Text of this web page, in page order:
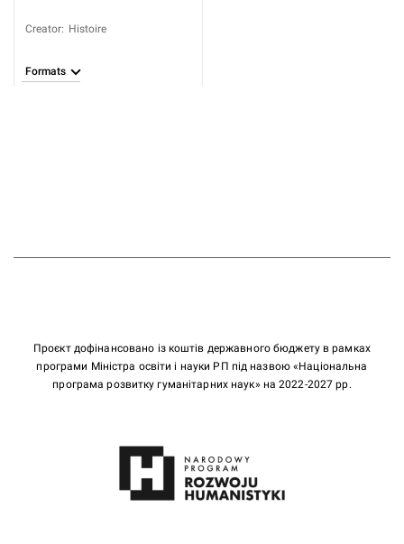
Creator: Histoire
Formats
Проєкт дофінансовано із коштів державного бюджету в рамках
програми Міністра освіти і науки РП під назвою «Національна
програма розвитку гуманітарних наук» на 2022-2027 рр.